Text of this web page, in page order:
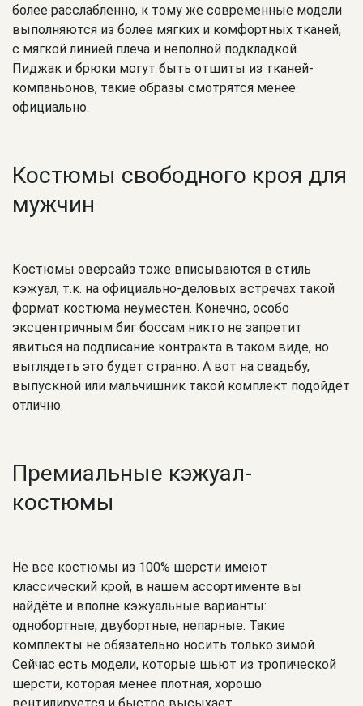
более расслабленно, к тому же современные модели
выполняются из более мягких и комфортных тканей,
с мягкой линией плеча и неполной подкладкой.
Пиджак и брюки могут быть отшиты из тканей-
компаньонов, такие образы смотрятся менее
официально.
Костюмы свободного кроя для
мужчин
Костюмы оверсайз тоже вписываются в стиль
кэжуал, т.к. на официально-деловых встречах такой
формат костюма неуместен. Конечно, особо
эксцентричным биг боссам никто не запретит
явиться на подписание контракта в таком виде, но
выглядеть это будет странно. А вот на свадьбу,
выпускной или мальчишник такой комплект подойдёт
отлично.
Премиальные кэжуал-
костюмы
Не все костюмы из 100% шерсти имеют
классический крой, в нашем ассортименте вы
найдёте и вполне кэжуальные варианты:
однобортные, двубортные, непарные. Такие
комплекты не обязательно носить только зимой.
Сейчас есть модели, которые шьют из тропической
шерсти, которая менее плотная, хорошо